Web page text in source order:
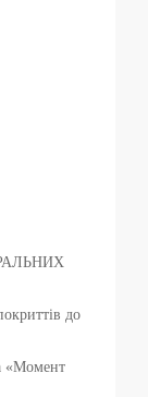
до
«Момент